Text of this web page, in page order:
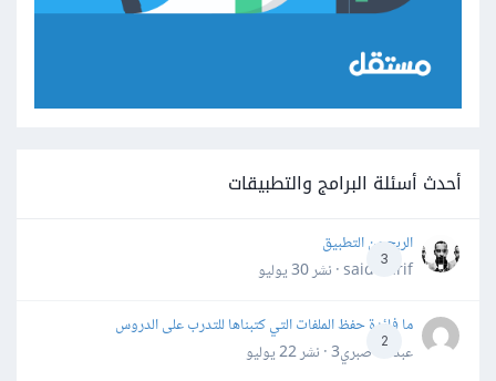
أحدث أسئلة البرامج والتطبيقات
3
الربح من التطبيق
said darif · نشر
30 يوليو
2
ما فائدة حفظ الملفات التي كتبناها للتدرب على الدروس
عبدالله صبري3 · نشر
22 يوليو